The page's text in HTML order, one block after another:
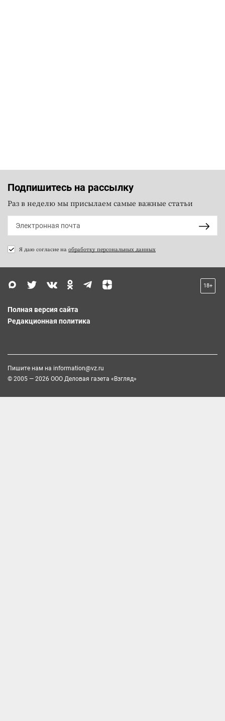
Подпишитесь на рассылку
Раз в неделю мы присылаем самые важные статьи
Я даю согласие на обработку персональных данных
18+
Полная версия сайта
Редакционная политика
Пишите нам на information@vz.ru
© 2005 — 2026 ООО Деловая газета «Взгляд»